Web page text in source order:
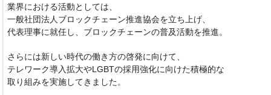
業界における活動としては、
一般社団法人ブロックチェーン推進協会を立ち上げ、
代表理事に就任し、ブロックチェーンの普及活動を推進。
さらには新しい時代の働き方の啓発に向けて、
テレワーク導入拡大やLGBTの採用強化に向けた積極的な
取り組みを実施してきました。